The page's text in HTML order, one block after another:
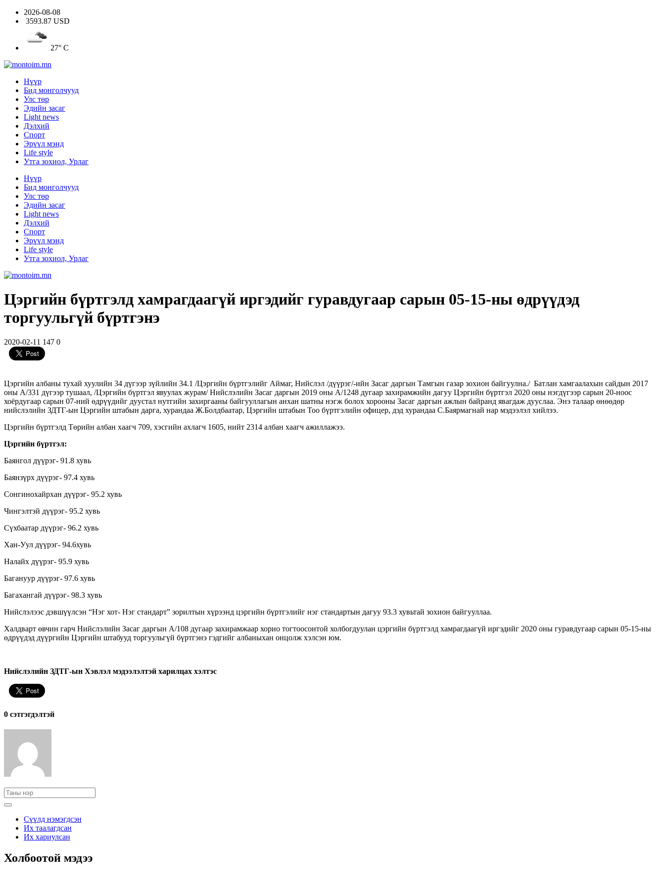
2026-08-08
3593.87 USD
27° C
Нүүр
Бид монголчууд
Улс төр
Эдийн засаг
Light news
Дэлхий
Спорт
Эрүүл мэнд
Life style
Утга зохиол, Урлаг
Нүүр
Бид монголчууд
Улс төр
Эдийн засаг
Light news
Дэлхий
Спорт
Эрүүл мэнд
Life style
Утга зохиол, Урлаг
Цэргийн бүртгэлд хамрагдаагүй иргэдийг гуравдугаар сарын 05-15-ны өдрүүдэд
торгуульгүй бүртгэнэ
2020-02-11 147 0
Цэргийн албаны тухай хуулийн 34 дүгээр зүйлийн 34.1 /Цэргийн бүртгэлийг Аймаг, Нийслэл /дүүрэг/-ийн Засаг даргын Тамгын газар зохион байгуулна./ Батлан хамгаалахын сайдын 2017
оны А/331 дүгээр тушаал, /Цэргийн бүртгэл явуулах журам/ Нийслэлийн Засаг даргын 2019 оны А/1248 дугаар захирамжийн дагуу Цэргийн бүртгэл 2020 оны нэгдүгээр сарын 20-ноос
хоёрдугаар сарын 07-ний өдрүүдийг дуустал нутгийн захиргааны байгууллагын анхан шатны нэгж болох хорооны Засаг даргын ажлын байранд явагдаж дууслаа. Энэ талаар өнөөдөр
нийслэлийн ЗДТГ-ын Цэргийн штабын дарга, хурандаа Ж.Болдбаатар, Цэргийн штабын Тоо бүртгэлийн офицер, дэд хурандаа С.Баярмагнай нар мэдээлэл хийлээ.
Цэргийн бүртгэлд Төрийн албан хаагч 709, хэсгийн ахлагч 1605, нийт 2314 албан хаагч ажиллажээ.
Цэргийн бүртгэл:
Баянгол дүүрэг- 91.8 хувь
Баянзүрх дүүрэг- 97.4 хувь
Сонгинохайрхан дүүрэг- 95.2 хувь
Чингэлтэй дүүрэг- 95.2 хувь
Сүхбаатар дүүрэг- 96.2 хувь
Хан-Уул дүүрэг- 94.6хувь
Налайх дүүрэг- 95.9 хувь
Багануур дүүрэг- 97.6 хувь
Багахангай дүүрэг- 98.3 хувь
Нийслэлээс дэвшүүлсэн “Нэг хот- Нэг стандарт” зорилтын хүрээнд цэргийн бүртгэлийг нэг стандартын дагуу 93.3 хувьтай зохион байгууллаа.
Халдварт өвчин гарч Нийслэлийн Засаг даргын А/108 дугаар захирамжаар хорио тогтоосонтой холбогдуулан цэргийн бүртгэлд хамрагдаагүй иргэдийг 2020 оны гуравдугаар сарын 05-15-ны
өдрүүдэд дүүргийн Цэргийн штабууд торгуульгүй бүртгэнэ гэдгийг албаныхан онцолж хэлсэн юм.
Нийслэлийн ЗДТГ-ын Хэвлэл мэдээлэлтэй харилцах хэлтэс
0 cэтгэгдэлтэй
Сүүлд нэмэгдсэн
Их таалагдсан
Их хариулсан
Холбоотой мэдээ